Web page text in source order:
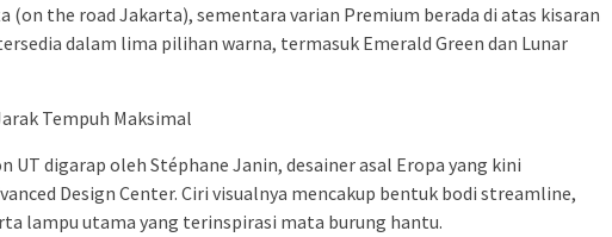
(on the road Jakarta), sementara varian Premium berada di atas kisaran
dalam lima pilihan warna, termasuk Emerald Green dan Lunar
Tempuh Maksimal
UT digarap oleh Stéphane Janin, desainer asal Eropa yang kini
Design Center. Ciri visualnya mencakup bentuk bodi streamline,
lampu utama yang terinspirasi mata burung hantu.